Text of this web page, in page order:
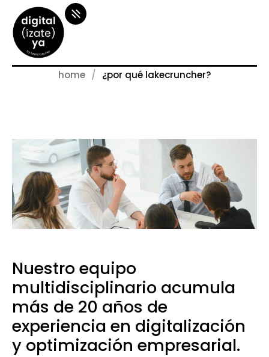
home ¿por qué lakecruncher?
Nuestro equipo
multidisciplinario acumula
más de 20 años de
experiencia en digitalización
y optimización empresarial.